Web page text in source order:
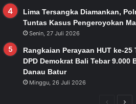
Lima Tersangka Diamankan,
Tuntas Kasus Pengeroyokan
Senin, 27 Juli 2026
Rangkaian Perayaan HUT ke-
DPD Demokrat Bali Tebar 9.000
Danau Batur
Minggu, 26 Juli 2026
PreviousNext